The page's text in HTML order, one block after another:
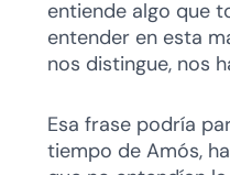
entiende algo que
entender en esta
nos distingue, nos
Esa frase podría
tiempo de Amós,